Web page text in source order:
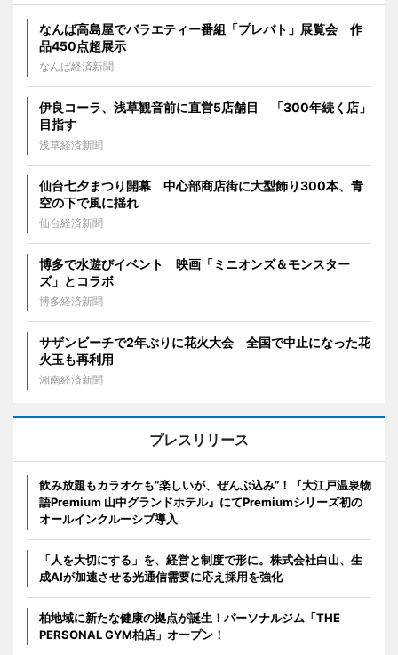
なんば高島屋でバラエティー番組「プレバト」展覧会 作
品450点超展示
なんば経済新聞
伊良コーラ、浅草観音前に直営5店舗目 「300年続く店」
目指す
浅草経済新聞
仙台七夕まつり開幕 中心部商店街に大型飾り300本、青
空の下で風に揺れ
仙台経済新聞
博多で水遊びイベント 映画「ミニオンズ＆モンスター
ズ」とコラボ
博多経済新聞
サザンビーチで2年ぶりに花火大会 全国で中止になった花
火玉も再利用
湘南経済新聞
プレスリリース
飲み放題もカラオケも“楽しいが、ぜんぶ込み”！『大江戸温泉物
語Premium 山中グランドホテル』にてPremiumシリーズ初の
オールインクルーシブ導入
「人を大切にする」を、経営と制度で形に。株式会社白山、生
成AIが加速させる光通信需要に応え採用を強化
柏地域に新たな健康の拠点が誕生！パーソナルジム「THE
PERSONAL GYM柏店」オープン！